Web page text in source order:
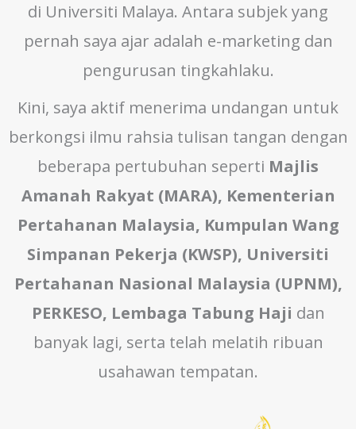
di Universiti Malaya. Antara subjek yang
pernah saya ajar adalah e-marketing dan
pengurusan tingkahlaku.
Kini, saya aktif menerima undangan untuk
berkongsi ilmu rahsia tulisan tangan dengan
beberapa pertubuhan seperti Majlis
Amanah Rakyat (MARA), Kementerian
Pertahanan Malaysia, Kumpulan Wang
Simpanan Pekerja (KWSP), Universiti
Pertahanan Nasional Malaysia (UPNM),
PERKESO, Lembaga Tabung Haji dan
banyak lagi, serta telah melatih ribuan
usahawan tempatan.